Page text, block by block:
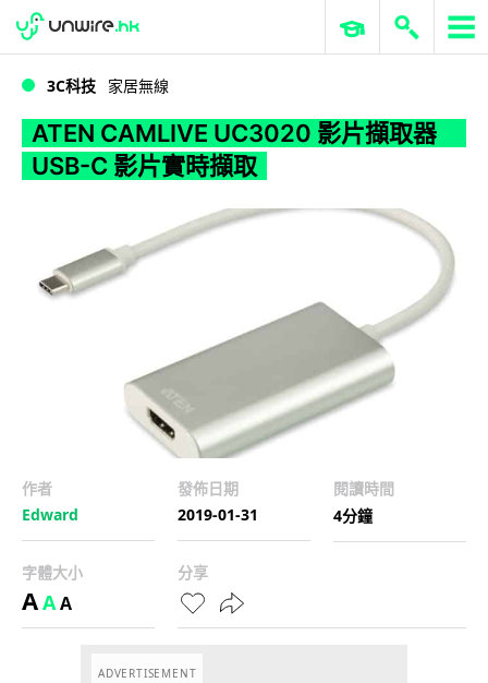
WWDC 2026 ERP 與商業 AI
3C科技 家居無線
ATEN CAMLIVE UC3020 影片擷取器
USB-C 影片實時擷取
作者
Edward
發佈日期
2019-01-31
閱讀時間
4分鐘
字體大小
AAA
分享
ADVERTISEMENT